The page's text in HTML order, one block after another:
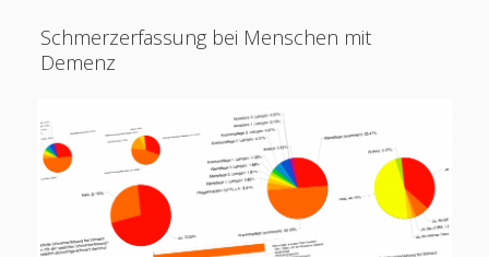
Mitgliedschaften
SAPV?
(Spezialisierte
Schmerzerfassung bei Menschen mit
Demenz